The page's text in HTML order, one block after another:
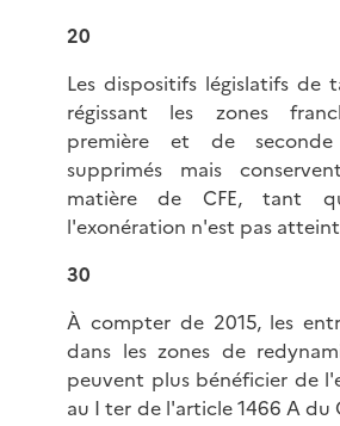
20
Les dispositifs législatifs de
régissant les zones
première et de
supprimés mais
matière de CFE, tant
l'exonération n'est pas
30
À compter de 2015, les
dans les zones de
peuvent plus bénéficier de
au I ter de l'article 1466 A du